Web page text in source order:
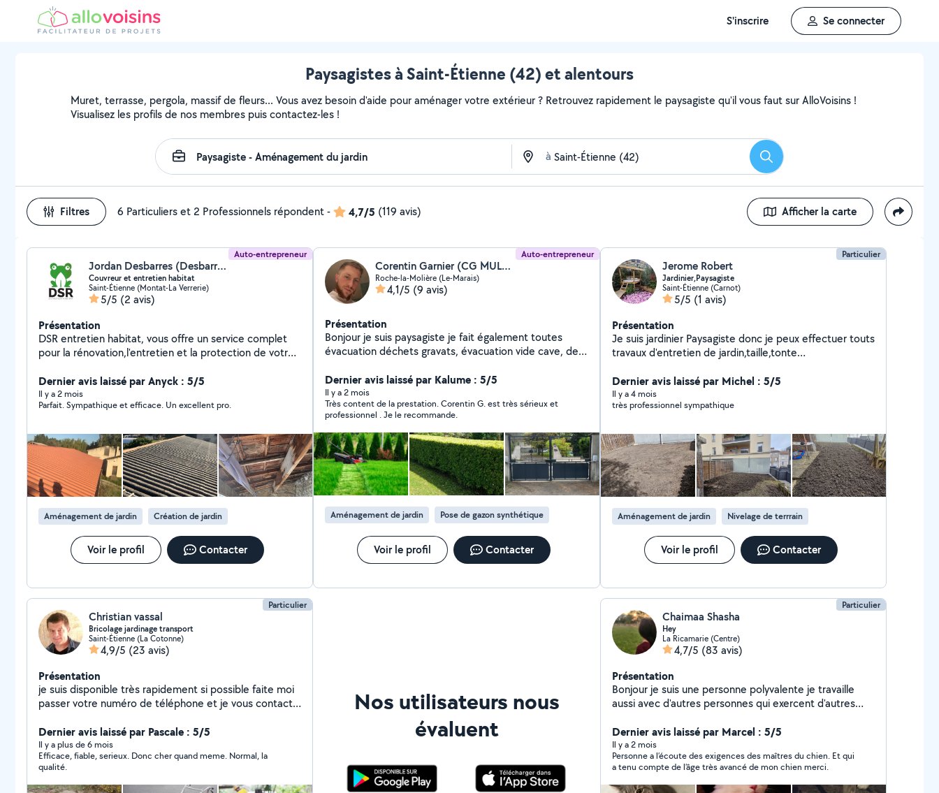
S'inscrire Se connecter
Paysagistes à Saint-Étienne (42) et alentours
Muret, terrasse, pergola, massif de fleurs... Vous avez besoin d'aide pour aménager votre extérieur ? Retrouvez rapidement le paysagiste qu'il vous faut sur AlloVoisins !
Visualisez les profils de nos membres puis contactez-les !
à Rechercher
Filtres 6 Particuliers et 2 Professionnels répondent- 4,7/5 (119 avis) Afficher la carte
Auto-entrepreneur
Jordan Desbarres (Desbarres Jordan)
Couvreur et entretien habitat
Saint-Étienne (Montat-La Verrerie)
5/5 (2 avis)
Présentation
DSR entretien habitat, vous offre un service complet
pour la rénovation,l'entretien et la protection de votre
nous proposer vos projets que ce soit la rénovation de
votre toiture à l'entretien de votre terrasse et façade.
Nous intervenons sur des maisons individuelles, mais
commercial. Au fil des années, l'entreprise DSR À bâtie
une équipe forte,soudées et à l'écoute du client.
Toutes nos interventions se font suite suite à un devis
détaillé pour une mise en confiance totale des clients.
Dernier avis laissé par Anyck : 5/5
Il y a 2 mois
Parfait. Sympathique et efficace. Un excellent pro.
Aménagement de jardin Création de jardin
Voir le profil Contacter
Auto-entrepreneur
Corentin Garnier (CG MULTI SERVICES)
Roche-la-Molière (Le-Marais)
4,1/5 (9 avis)
Présentation
Bonjour je suis paysagiste je fait également toutes
évacuation déchets gravats, évacuation vide cave, de
carrelage et divers petite bricoles Contact : zéro six,
zéro deux, soixante treize, cinquante deux, quatre vingt
quattre
Dernier avis laissé par Kalume : 5/5
Il y a 2 mois
Très content de la prestation. Corentin G. est très sérieux et
professionnel . Je le recommande.
Aménagement de jardin Pose de gazon synthétique
Voir le profil Contacter
Particulier
Jerome Robert
Jardinier,Paysagiste
Saint-Étienne (Carnot)
5/5 (1 avis)
Présentation
Je suis jardinier Paysagiste donc je peux effectuer touts
travaux d'entretien de jardin,taille,tonte
gazon,de massif.......
Dernier avis laissé par Michel : 5/5
Il y a 4 mois
très professionnel sympathique
Aménagement de jardin Nivelage de terrrain
Voir le profil Contacter
Particulier
Christian vassal
Bricolage jardinage transport
Saint-Étienne (La Cotonne)
4,9/5 (23 avis)
Présentation
je suis disponible très rapidement si possible faite moi
passer votre numéro de téléphone et je vous contact
Dernier avis laissé par Pascale : 5/5
Il y a plus de 6 mois
Efficace, fiable, serieux. Donc cher quand meme. Normal, la
qualité.
Nos utilisateurs nous
évaluent
Particulier
Chaimaa Shasha
Hey
La Ricamarie (Centre)
4,7/5 (83 avis)
Présentation
Bonjour je suis une personne polyvalente je travaille
aussi avec d'autres personnes qui exercent d'autres
informatique et ménage garde d'animaux ...... je peux
très bien vous faciliter la tâche afin de vous mettre en
relation avec ces personnes professionnels n'hésitez
pas à me contacter.
Dernier avis laissé par Marcel : 5/5
Il y a 2 mois
Personne a l’écoute des exigences des maîtres du chien. Et qui
a tenu compte de l’âge très avancé de mon chien merci.